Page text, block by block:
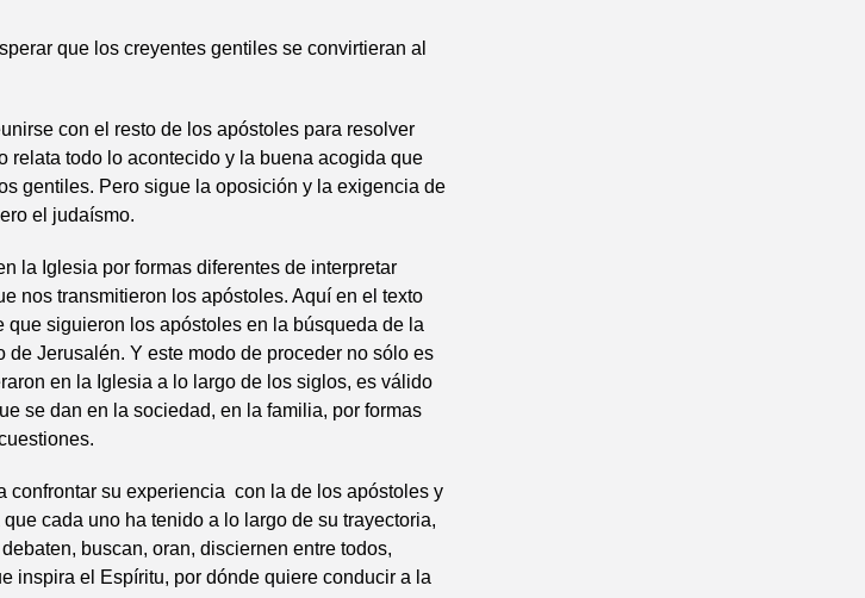
que los creyentes gentiles se convirtieran al
con el resto de los apóstoles para resolver
relata todo lo acontecido y la buena acogida que
gentiles. Pero sigue la oposición y la exigencia de
el judaísmo.
la Iglesia por formas diferentes de interpretar
nos transmitieron los apóstoles. Aquí en el texto
que siguieron los apóstoles en la búsqueda de la
Jerusalén. Y este modo de proceder no sólo es
en la Iglesia a lo largo de los siglos, es válido
se dan en la sociedad, en la familia, por formas
confrontar su experiencia con la de los apóstoles y
cada uno ha tenido a lo largo de su trayectoria,
buscan, oran, disciernen entre todos,
inspira el Espíritu, por dónde quiere conducir a la